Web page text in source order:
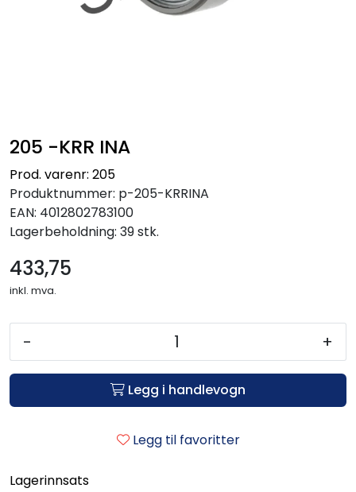
205 -KRR INA
Prod. varenr: 205
Produktnummer: p-205-KRRINA
EAN: 4012802783100
Lagerbeholdning: 39 stk.
433,75
inkl. mva.
- +
Legg i handlevogn
Legg til favoritter
Lagerinnsats